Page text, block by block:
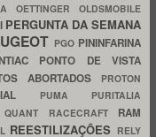
OETTINGER OLDSMOBILE
PERGUNTA DA SEMANA
PGO PININFARINA
PONTO DE VISTA
ABORTADOS PROTON
PUMA PURITALIA
QUANT RACECRAFT RAM
REESTILIZAÇÕES RELY